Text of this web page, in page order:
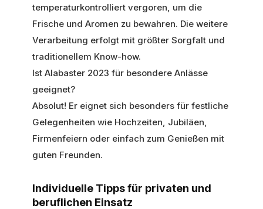
temperaturkontrolliert vergoren, um die
Frische und Aromen zu bewahren. Die weitere
Verarbeitung erfolgt mit größter Sorgfalt und
traditionellem Know-how.
Ist Alabaster 2023 für besondere Anlässe
geeignet?
Absolut! Er eignet sich besonders für festliche
Gelegenheiten wie Hochzeiten, Jubiläen,
Firmenfeiern oder einfach zum Genießen mit
guten Freunden.
Individuelle Tipps für privaten und
beruflichen Einsatz